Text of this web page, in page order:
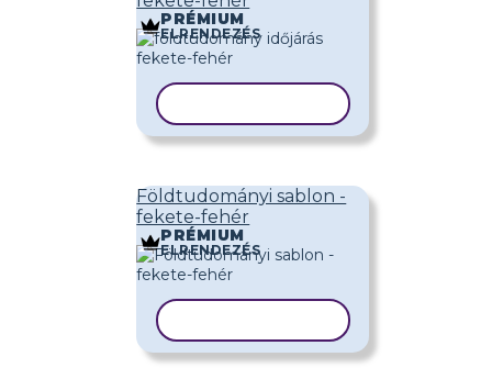
PRÉMIUM
ELRENDEZÉS
Földtudományi sablon -
fekete-fehér
PRÉMIUM
ELRENDEZÉS